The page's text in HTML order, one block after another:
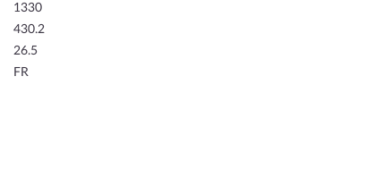
1330
430.2
26.5
FR